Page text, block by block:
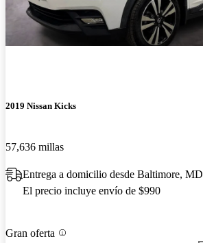
2019 Nissan Kicks
57,636 millas
Entrega a domicilio desde Baltimore, MD
El precio incluye envío de $990
Gran oferta